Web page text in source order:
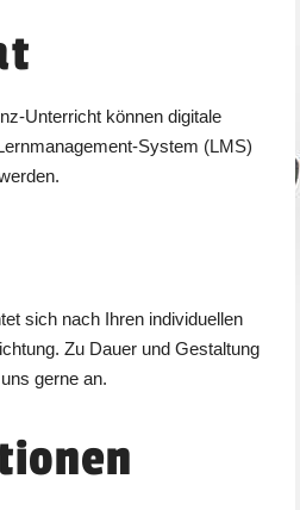
Unterricht können digitale
System (LMS)
sich nach Ihren individuellen
Zu Dauer und Gestaltung
gerne an.